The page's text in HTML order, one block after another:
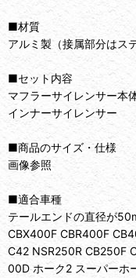
■材質
アルミ製（接属部分はス
■セット内容
マフラーサイレンサー本
インナーサイレンサー
■商品のサイズ・仕様
画像参照
■適合車種
テールエンドの直径が
CBX400F CBR400F
C42 NSR250R CB250F
00D ホーク2 スーパーホ